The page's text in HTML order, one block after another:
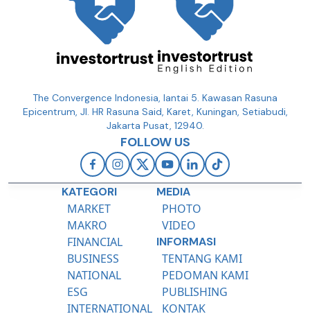
The Convergence Indonesia, lantai 5. Kawasan Rasuna
Epicentrum, Jl. HR Rasuna Said, Karet, Kuningan, Setiabudi,
Jakarta Pusat, 12940.
FOLLOW US
KATEGORI
MARKET
MAKRO
FINANCIAL
BUSINESS
NATIONAL
ESG
INTERNATIONAL
MEDIA
PHOTO
VIDEO
INFORMASI
TENTANG KAMI
PEDOMAN KAMI
PUBLISHING
KONTAK